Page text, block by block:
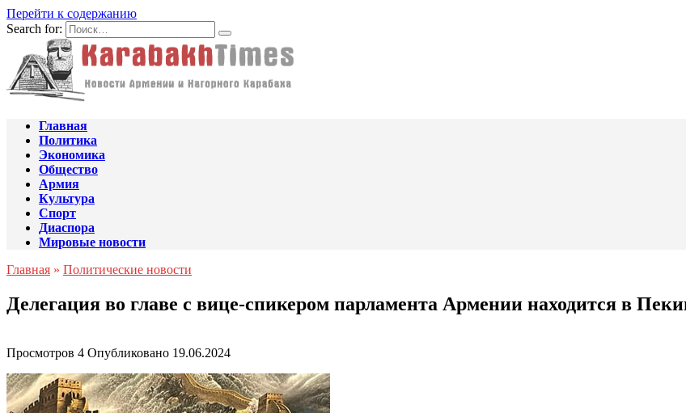
Перейти к содержанию
Search for:
Главная
Политика
Экономика
Общество
Армия
Культура
Спорт
Диаспора
Мировые новости
Главная » Политические новости
Делегация во главе с вице-спикером парламента Армении находится в
Просмотров 4 Опубликовано 19.06.2024